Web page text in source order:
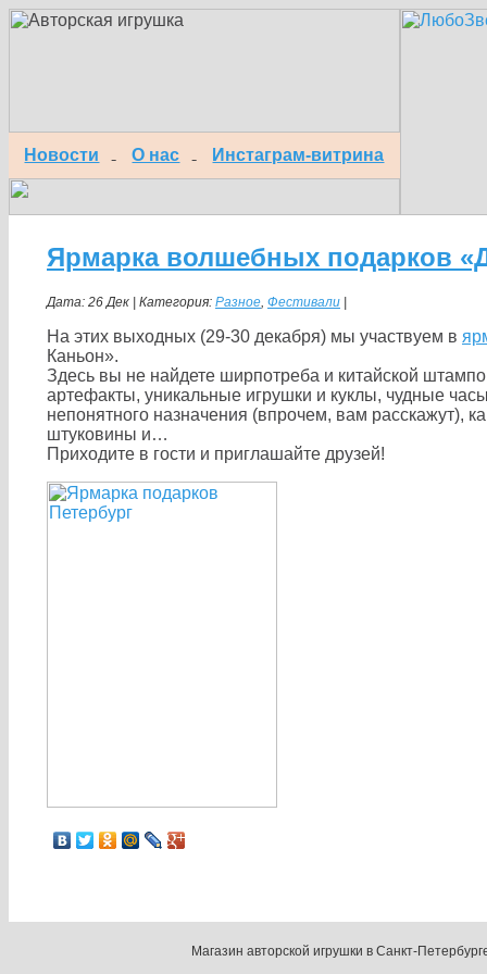
Новости О нас Инстаграм-витрина
Ярмарка волшебных подарков
Дата: 26 Дек | Категория: Разное, Фестивали
На этих выходных (29-30 декабря) мы участвуем в
Каньон».
Здесь вы не найдете ширпотреба и китайской
артефакты, уникальные игрушки и куклы, чудные
непонятного назначения (впрочем, вам расскажут),
штуковины и…
Приходите в гости и приглашайте друзей!
Магазин авторской игрушки в Санкт-